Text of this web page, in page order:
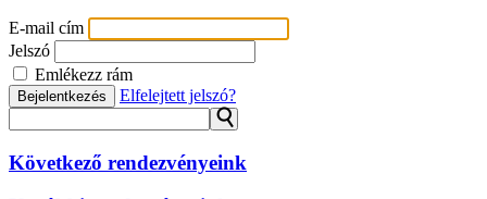
E-mail cím
Jelszó
Emlékezz rám
Bejelentkezés Elfelejtett jelszó?
⚲
Következő rendezvényeink